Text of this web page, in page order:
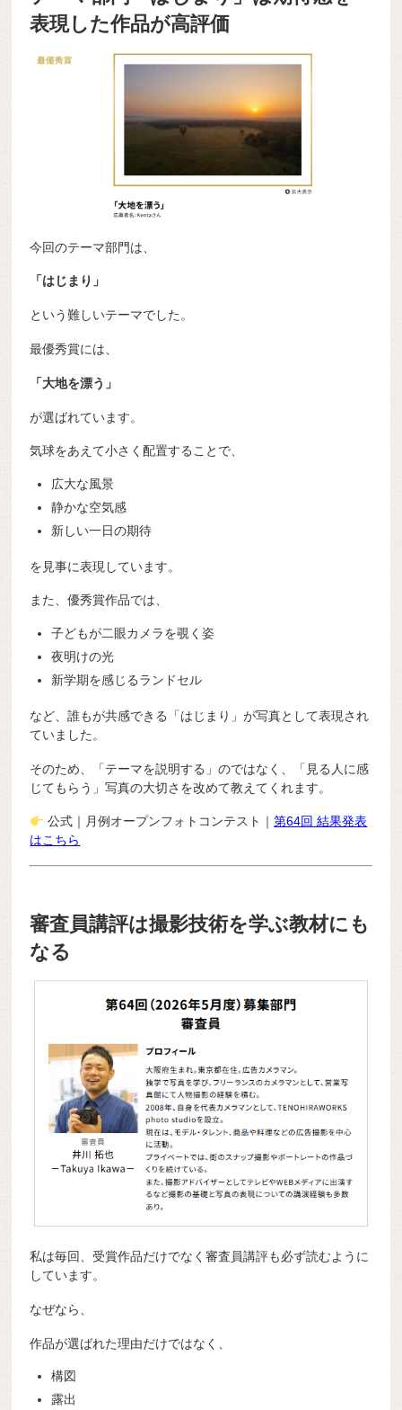
表現した作品が高評価
今回のテーマ部門は、
「はじまり」
という難しいテーマでした。
最優秀賞には、
「大地を漂う」
が選ばれています。
気球をあえて小さく配置することで、
広大な風景
静かな空気感
新しい一日の期待
を見事に表現しています。
また、優秀賞作品では、
子どもが二眼カメラを覗く姿
夜明けの光
新学期を感じるランドセル
など、誰もが共感できる「はじまり」が写真として表現され
ていました。
そのため、「テーマを説明する」のではなく、「見る人に感
じてもらう」写真の大切さを改めて教えてくれます。
公式｜月例オープンフォトコンテスト｜第64回 結果発表
はこちら
審査員講評は撮影技術を学ぶ教材にも
なる
私は毎回、受賞作品だけでなく審査員講評も必ず読むように
しています。
なぜなら、
作品が選ばれた理由だけではなく、
構図
露出